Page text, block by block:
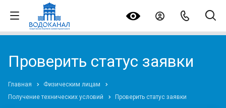
Проверить статус заявки
Главная
Физическим лицам
Получение технических условий
Проверить статус заявки